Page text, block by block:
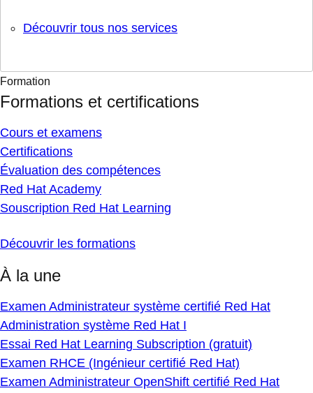
Découvrir tous nos services
Formation
Formations et certifications
Cours et examens
Certifications
Évaluation des compétences
Red Hat Academy
Souscription Red Hat Learning
Découvrir les formations
À la une
Examen Administrateur système certifié Red Hat
Administration système Red Hat I
Essai Red Hat Learning Subscription (gratuit)
Examen RHCE (Ingénieur certifié Red Hat)
Examen Administrateur OpenShift certifié Red Hat